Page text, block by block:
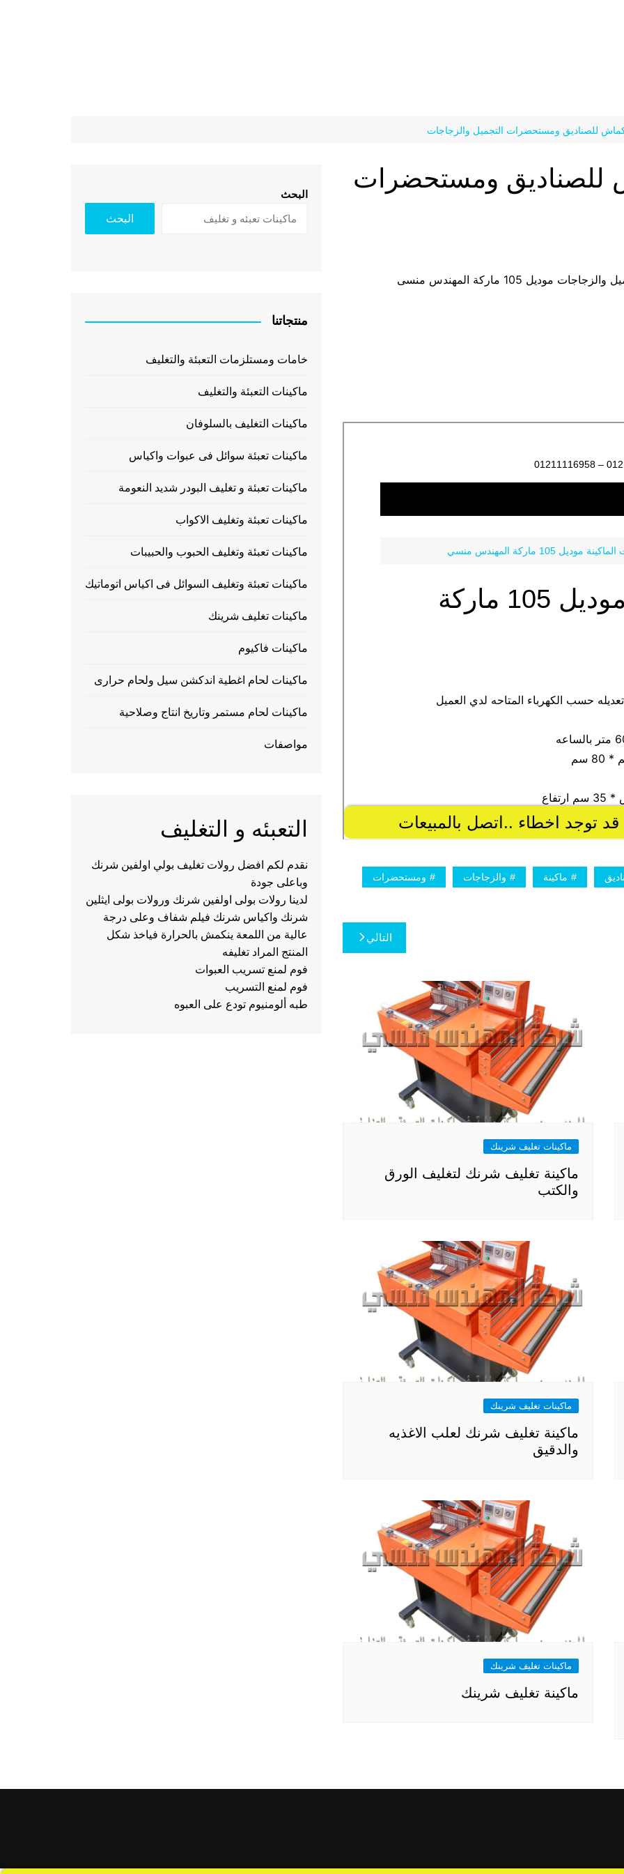
للصناديق ومستحضرات التجميل والزجاجات
للصناديق ومستحضرات
105 ماركة المهندس منسى
ماكينة والزجاجات ومستحضرات
التالي
ماكينات تغليف شرينك
ماكينة تغليف شرنك لتغليف الورق
والكتب
ماكينات تغليف شرينك
ماكينة تغليف شرنك لعلب الاغذيه
والدقيق
ماكينات تغليف شرينك
ماكينة تغليف شرينك
البحث
البحث
منتجاتنا
خامات ومستلزمات التعبئة والتغليف
ماكينات التعبئة والتغليف
ماكينات التغليف بالسلوفان
ماكينات تعبئة سوائل فى عبوات واكياس
ماكينات تعبئة و تغليف البودر شديد النعومة
ماكينات تعبئة وتغليف الاكواب
ماكينات تعبئة وتغليف الحبوب والحبيبات
ماكينات تعبئة وتغليف السوائل فى اكياس اتوماتيك
ماكينات تغليف شرينك
ماكينات فاكيوم
ماكينات لحام اغطية اندكشن سيل ولحام حرارى
ماكينات لحام مستمر وتاريخ انتاج وصلاحية
مواصفات
التعبئه و التغليف
نقدم لكم افضل رولات تغليف بولي اولفين شرنك
وباعلى جودة
لدينا رولات بولى اولفين شرنك ورولات بولى ايثلين
شرنك واكياس شرنك فيلم شفاف وعلى درجة
عالية من اللمعة ينكمش بالحرارة فياخذ شكل
المنتج المراد تغليفه
فوم لمنع تسريب العبوات
فوم لمنع التسريب
طبه ألومنيوم تودع على العبوه